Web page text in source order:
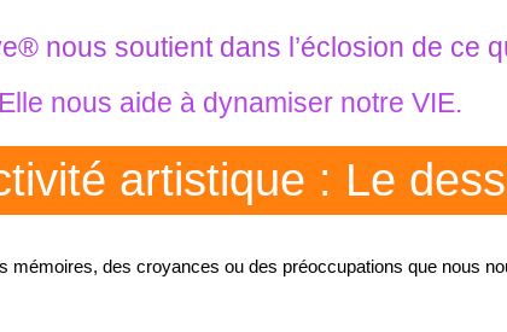
nous soutient dans l’éclosion de ce
Elle nous aide à dynamiser notre VIE.
artistique : Le
mémoires, des croyances ou des préoccupations que nous